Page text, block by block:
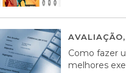
AVALIAÇÃO,
Como fazer
melhores